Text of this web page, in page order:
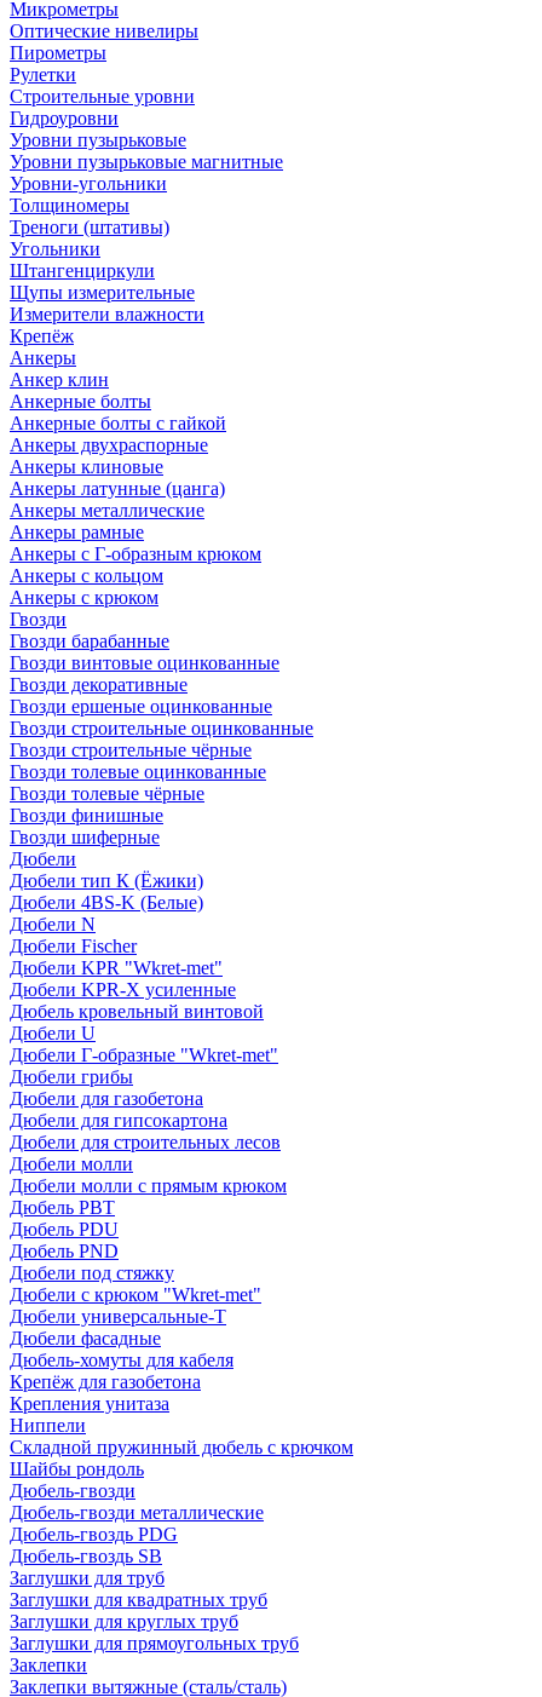
Микрометры
Оптические нивелиры
Пирометры
Рулетки
Строительные уровни
Гидроуровни
Уровни пузырьковые
Уровни пузырьковые магнитные
Уровни-угольники
Толщиномеры
Треноги (штативы)
Угольники
Штангенциркули
Щупы измерительные
Измерители влажности
Крепёж
Анкеры
Анкер клин
Анкерные болты
Анкерные болты с гайкой
Анкеры двухраспорные
Анкеры клиновые
Анкеры латунные (цанга)
Анкеры металлические
Анкеры рамные
Анкеры с Г-образным крюком
Анкеры с кольцом
Анкеры с крюком
Гвозди
Гвозди барабанные
Гвозди винтовые оцинкованные
Гвозди декоративные
Гвозди ершеные оцинкованные
Гвозди строительные оцинкованные
Гвозди строительные чёрные
Гвозди толевые оцинкованные
Гвозди толевые чёрные
Гвозди финишные
Гвозди шиферные
Дюбели
Дюбели тип К (Ёжики)
Дюбели 4BS-K (Белые)
Дюбели N
Дюбели Fischer
Дюбели KPR "Wkret-met"
Дюбели KPR-Х усиленные
Дюбель кровельный винтовой
Дюбели U
Дюбели Г-образные "Wkret-met"
Дюбели грибы
Дюбели для газобетона
Дюбели для гипсокартона
Дюбели для строительных лесов
Дюбели молли
Дюбели молли с прямым крюком
Дюбель PBT
Дюбель PDU
Дюбель PND
Дюбели под стяжку
Дюбели с крюком "Wkret-met"
Дюбели универсальные-Т
Дюбели фасадные
Дюбель-хомуты для кабеля
Крепёж для газобетона
Крепления унитаза
Ниппели
Складной пружинный дюбель с крючком
Шайбы рондоль
Дюбель-гвозди
Дюбель-гвозди металлические
Дюбель-гвоздь PDG
Дюбель-гвоздь SB
Заглушки для труб
Заглушки для квадратных труб
Заглушки для круглых труб
Заглушки для прямоугольных труб
Заклепки
Заклепки вытяжные (сталь/сталь)